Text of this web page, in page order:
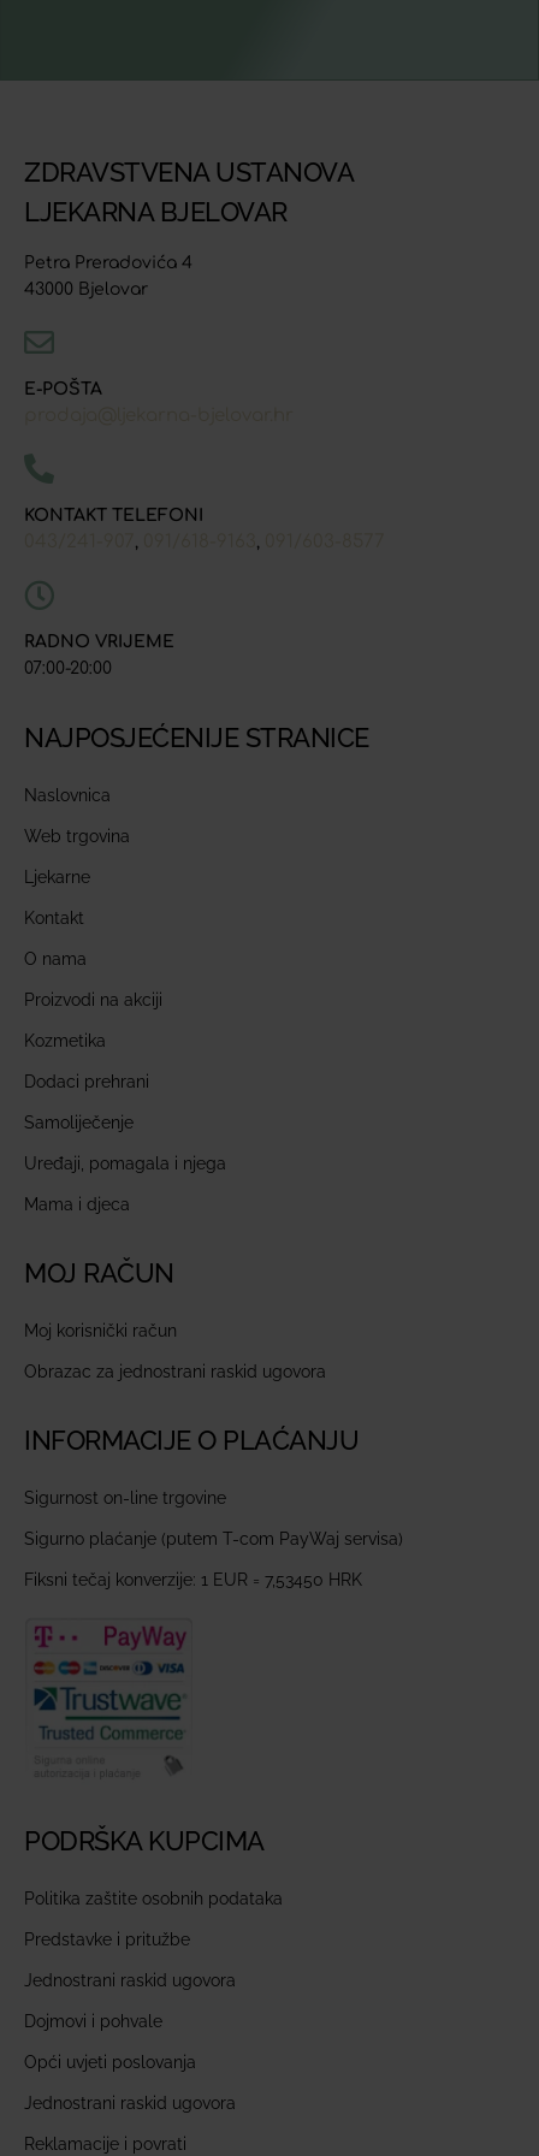
ZDRAVSTVENA USTANOVA
LJEKARNA BJELOVAR
Petra Preradovića 4
43000 Bjelovar
E-POŠTA
KONTAKT TELEFONI
RADNO VRIJEME
07:00-20:00
NAJPOSJEĆENIJE STRANICE
Naslovnica
Web trgovina
Ljekarne
Kontakt
O nama
Proizvodi na akciji
Kozmetika
Dodaci prehrani
Samoliječenje
Uređaji, pomagala i njega
Mama i djeca
MOJ RAČUN
Moj korisnički račun
Obrazac za jednostrani raskid ugovora
INFORMACIJE O PLAĆANJU
Sigurnost on-line trgovine
Sigurno plaćanje (putem T-com PayWaj servisa)
Fiksni tečaj konverzije: 1 EUR = 7,53450 HRK
PODRŠKA KUPCIMA
Politika zaštite osobnih podataka
Predstavke i pritužbe
Jednostrani raskid ugovora
Dojmovi i pohvale
Opći uvjeti poslovanja
Jednostrani raskid ugovora
Reklamacije i povrati